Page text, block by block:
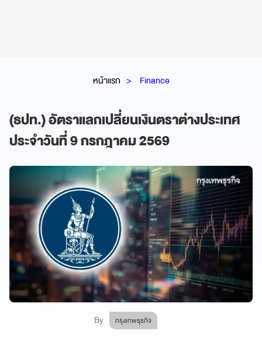
หน้าแรก Finance
(ธปท.) อัตราแลกเปลี่ยนเงินตราต่างประเทศ
ประจำวันที่ 9 กรกฎาคม 2569
By กรุงเทพธุรกิจ